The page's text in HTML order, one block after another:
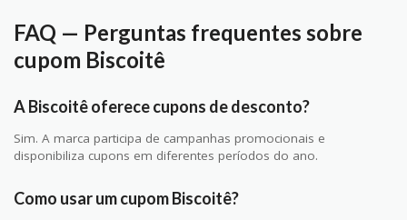
FAQ — Perguntas frequentes sobre
cupom Biscoitê
A Biscoitê oferece cupons de desconto?
Sim. A marca participa de campanhas promocionais e
disponibiliza cupons em diferentes períodos do ano.
Como usar um cupom Biscoitê?